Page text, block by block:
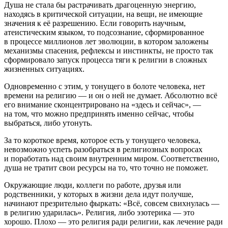
Душа не стала бы растрачивать драгоценную энергию,
находясь в критической ситуации, на вещи, не имеющие
значения к её разрешению. Если говорить научным,
атеистическим языком, то подсознание, сформированное
в процессе миллионов лет эволюции, в котором заложены
механизмы спасения, рефлексы и инстинкты, не просто так
сформировало запуск процесса тяги к религии в сложных
жизненных ситуациях.
Одновременно с этим, у тонущего в болоте человека, нет
времени на религию — и он о ней не думает. Абсолютно всё
его внимание сконцентрировано на «здесь и сейчас», —
на том, что можно предпринять именно сейчас, чтобы
выбраться, либо утонуть.
За то короткое время, которое есть у тонущего человека,
невозможно успеть разобраться в религиозных вопросах
и поработать над своим внутренним миром. Соответственно,
душа не тратит свои ресурсы на то, что точно не поможет.
Окружающие люди, коллеги по работе, друзья или
родственники, у которых в жизни дела идут получше,
начинают презрительно фыркать: «Всё, совсем свихнулась —
в религию ударилась». Религия, либо эзотерика — это
хорошо. Плохо — это религия ради религии, как лечение ради